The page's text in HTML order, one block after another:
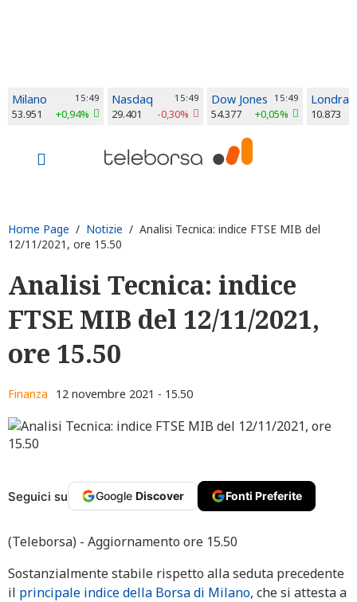
Milano 15:49
53.951 +0,94%
Nasdaq 15:49
29.401 -0,30%
Dow Jones 15:49
54.377 +0,05%
Londra
10.873
Home Page / Notizie / Analisi Tecnica: indice FTSE MIB del
12/11/2021, ore 15.50
Analisi Tecnica: indice
FTSE MIB del 12/11/2021,
ore 15.50
Finanza 12 novembre 2021 - 15.50
Seguici su Google Discover Fonti Preferite
(Teleborsa) - Aggiornamento ore 15.50
Sostanzialmente stabile rispetto alla seduta precedente
il principale indice della Borsa di Milano, che si attesta a